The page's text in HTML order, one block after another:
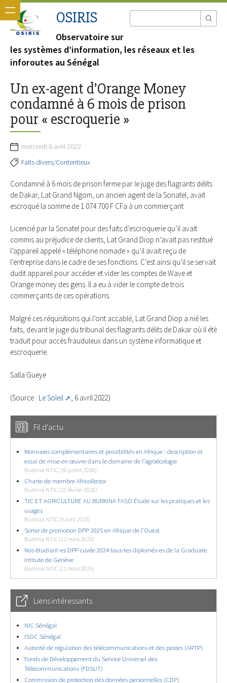
OSIRIS
Observatoire sur
les systèmes d’information, les réseaux et les
inforoutes au Sénégal
Un ex-agent d’Orange Money
condamné à 6 mois de prison
pour « escroquerie »
mercredi 6 avril 2022
Faits divers/Contentieux
Condamné à 6 mois de prison ferme par le juge des flagrants délits
de Dakar, Lat Grand Ngom, un ancien agent de la Sonatel, avait
escroqué la somme de 1.074.700 F CFa à un commerçant.
Licencié par la Sonatel pour des faits d’escroquerie qu’il avait
commis au préjudice de clients, Lat Grand Diop n’avait pas restitué
l’appareil appelé « téléphone nomade » qu’il avait reçu de
l’entreprise dans le cadre de ses fonctions. C’est ainsi qu’il se servait
dudit appareil pour accéder et vider les comptes de Wave et
Orange money des gens. Il a eu à vider le compte de trois
commerçants de ces opérations.
Malgré ces réquisitions qui l’ont accablé, Lat Grand Diop a nié les
faits, devant le juge du tribunal des flagrants délits de Dakar où il été
traduit pour accès frauduleux dans un système informatique et
escroquerie.
Salla Gueye
(Source : Le Soleil , 6 avril 2022)
Fil d'actu
Monnaies complémentaires et possibilités en Afrique : description et
essai de mise en œuvre dans le domaine de l’agroécologie
Burkina NTIC (30 juillet 2026)
Charte de membre Africollector
Burkina NTIC (25 février 2026)
TIC ET AGRICULTURE AU BURKINA FASO Étude sur les pratiques et les
usages
Burkina NTIC (9 avril 2025)
Sortie de promotion DPP 2025 en Afrique de l’Ouest
Burkina NTIC (12 mars 2025)
Nos étudiant-es DPP cuvée 2024 tous-tes diplomés-es de la Graduate
Intitute de Genève
Burkina NTIC (12 mars 2025)
Liens intéressants
NIC Sénégal
ISOC Sénégal
Autorité de régulation des télécommunications et des postes (ARTP)
Fonds de Développement du Service Universel des
Télécommunications (FDSUT)
Commission de protection des données personnelles (CDP)